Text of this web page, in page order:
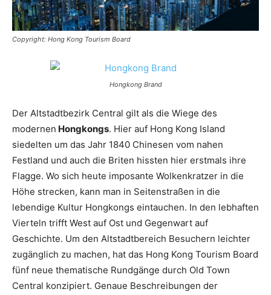
Copyright: Hong Kong Tourism Board
Hongkong Brand
Der Altstadtbezirk Central gilt als die Wiege des
modernen Hongkongs. Hier auf Hong Kong Island
siedelten um das Jahr 1840 Chinesen vom nahen
Festland und auch die Briten hissten hier erstmals ihre
Flagge. Wo sich heute imposante Wolkenkratzer in die
Höhe strecken, kann man in Seitenstraßen in die
lebendige Kultur Hongkongs eintauchen. In den lebhaften
Vierteln trifft West auf Ost und Gegenwart auf
Geschichte. Um den Altstadtbereich Besuchern leichter
zugänglich zu machen, hat das Hong Kong Tourism Board
fünf neue thematische Rundgänge durch Old Town
Central konzipiert. Genaue Beschreibungen der